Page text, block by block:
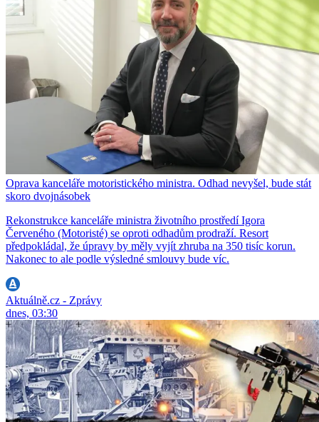
Oprava kanceláře motoristického ministra. Odhad nevyšel, bude stát
skoro dvojnásobek
Rekonstrukce kanceláře ministra životního prostředí Igora
Červeného (Motoristé) se oproti odhadům prodraží. Resort
předpokládal, že úpravy by měly vyjít zhruba na 350 tisíc korun.
Nakonec to ale podle výsledné smlouvy bude víc.
Aktuálně.cz - Zprávy
dnes, 03:30